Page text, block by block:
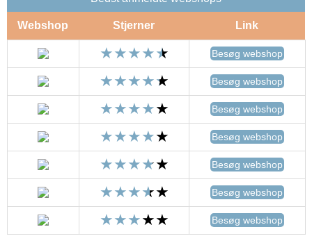
Webshop Stjerner Link
Besøg webshop
Besøg webshop
Besøg webshop
Besøg webshop
Besøg webshop
Besøg webshop
Besøg webshop